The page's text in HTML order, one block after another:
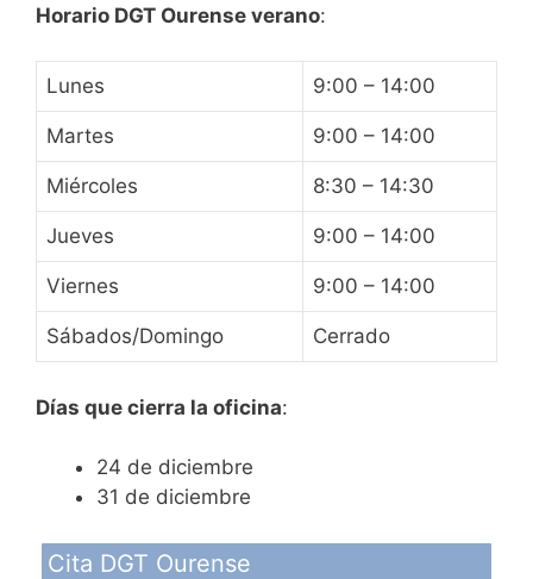
Horario DGT Ourense verano:
Lunes 9:00 – 14:00
Martes 9:00 – 14:00
Miércoles 8:30 – 14:30
Jueves 9:00 – 14:00
Viernes 9:00 – 14:00
Sábados/Domingo Cerrado
Días que cierra la oficina:
24 de diciembre
31 de diciembre
Cita DGT Ourense